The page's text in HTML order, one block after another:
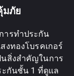
มภัย
ารทำประกัน
งทองโบรคเกอร์
สิ่งสำคัญในการ
กันชั้น 1 ที่ดูแล